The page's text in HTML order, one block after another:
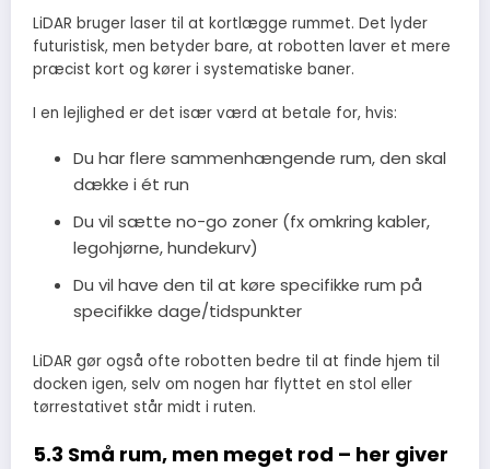
LiDAR bruger laser til at kortlægge rummet. Det lyder
futuristisk, men betyder bare, at robotten laver et mere
præcist kort og kører i systematiske baner.
I en lejlighed er det især værd at betale for, hvis:
Du har flere sammenhængende rum, den skal
dække i ét run
Du vil sætte no-go zoner (fx omkring kabler,
legohjørne, hundekurv)
Du vil have den til at køre specifikke rum på
specifikke dage/tidspunkter
LiDAR gør også ofte robotten bedre til at finde hjem til
docken igen, selv om nogen har flyttet en stol eller
tørrestativet står midt i ruten.
5.3 Små rum, men meget rod – her giver